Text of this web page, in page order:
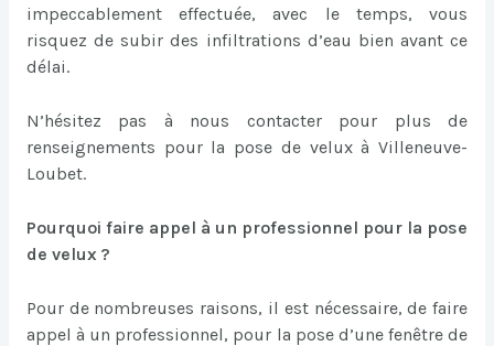
impeccablement effectuée, avec le temps, vous
risquez de subir des infiltrations d’eau bien avant ce
délai.
N’hésitez pas à nous contacter pour plus de
renseignements pour la pose de velux à Villeneuve-
Loubet.
Pourquoi faire appel à un professionnel pour la pose
de velux ?
Pour de nombreuses raisons, il est nécessaire, de faire
appel à un professionnel, pour la pose d’une fenêtre de